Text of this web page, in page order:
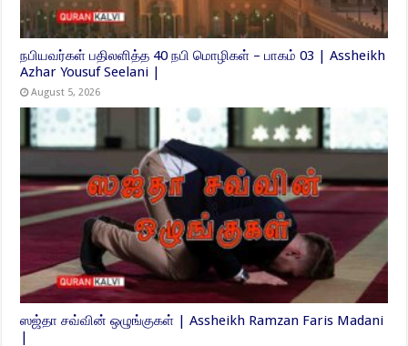
நபியவர்கள் பதிலளித்த 40 நபி மொழிகள் – பாகம் 03 | Assheikh
Azhar Yousuf Seelani |
August 5, 2026
ஸஜ்தா சவ்வின் ஒழுங்குகள் | Assheikh Ramzan Faris Madani
|